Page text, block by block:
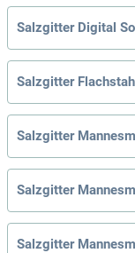
Salzgitter Digital
Salzgitter
Salzgitter
Salzgitter
Salzgitter